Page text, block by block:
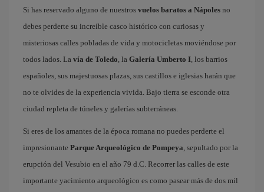
Si has reservado alguno de nuestros vuelos baratos a Nápoles no
debes perderte su increíble casco histórico con curiosas y
misteriosas calles pobladas de vida y motocicletas moviéndose por
todos lados. La vía de Toledo, la Galería Umberto I, los barrios
españoles, sus majestuosas plazas, sus castillos e iglesias harán que
no te olvides de la experiencia vivida. Bajo tierra se esconde otra
ciudad repleta de túneles y galerías subterráneas.
Si eres de los amantes de la época romana no puedes perderte el
impresionante Parque Arqueológico de Pompeya, sepultado por la
erupción del Vesubio en el año 79 d.C. Recorrer las calles de este
importante yacimiento arqueológico es como pasear más de dos mil